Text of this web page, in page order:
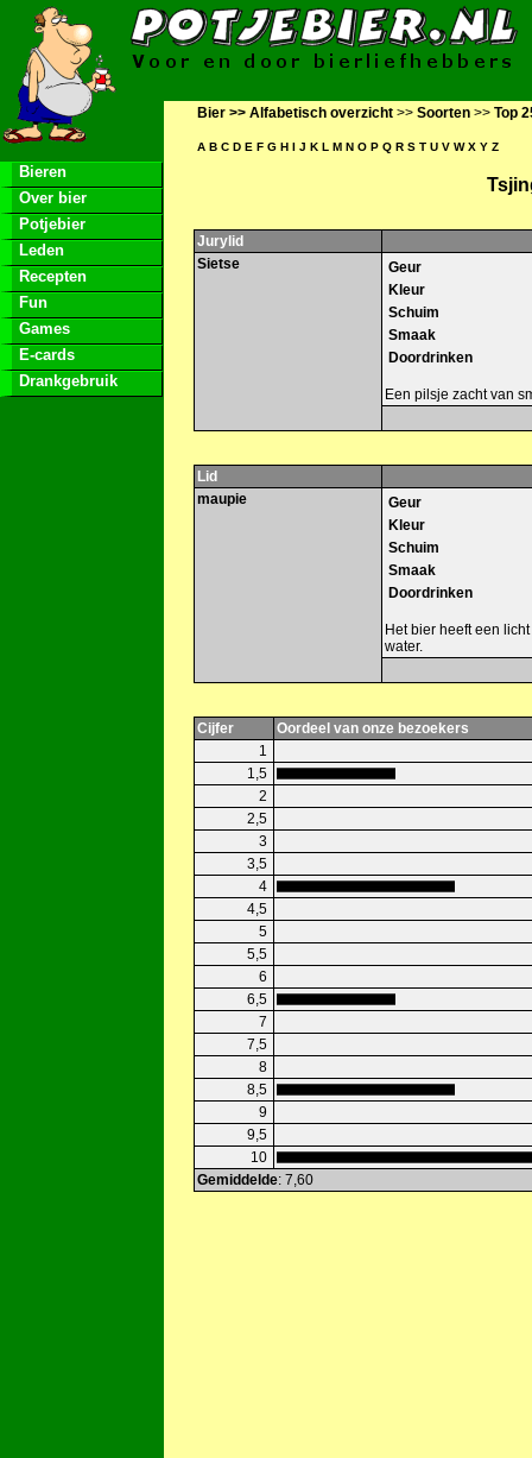
Bieren
Over bier
Potjebier
Leden
Recepten
Fun
Games
E-cards
Drankgebruik
Bier >> Alfabetisch overzicht >> Soorten >> Top
A B C D E F G H I J K L M N O P Q R S T U V W X Y Z
Jurylid
Sietse
Geur
Kleur
Schuim
Smaak
Doordrinken
Een pilsje zacht van
Lid
maupie
Geur
Kleur
Schuim
Smaak
Doordrinken
Het bier heeft een
water.
Cijfer
Oordeel van onze bezoekers
1
1,5
2
2,5
3
3,5
4
4,5
5
5,5
6
6,5
7
7,5
8
8,5
9
9,5
10
Gemiddelde: 7,60